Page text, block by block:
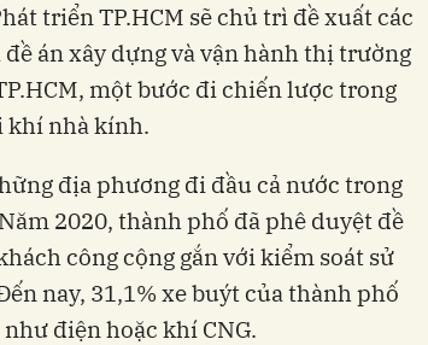
triển TP.HCM sẽ chủ trì đề xuất các
án xây dựng và vận hành thị trường
một bước đi chiến lược trong
khí nhà kính.
địa phương đi đầu cả nước trong
2020, thành phố đã phê duyệt đề
công cộng gắn với kiểm soát sử
nay, 31,1% xe buýt của thành phố
điện hoặc khí CNG.